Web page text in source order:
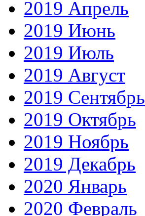
2019 Апрель
2019 Июнь
2019 Июль
2019 Август
2019 Сентябрь
2019 Октябрь
2019 Ноябрь
2019 Декабрь
2020 Январь
2020 Февраль